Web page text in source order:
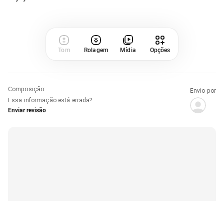
Tom Rolagem Mídia Opções
Composição:
Essa informação está errada?
Enviar revisão
Envio por